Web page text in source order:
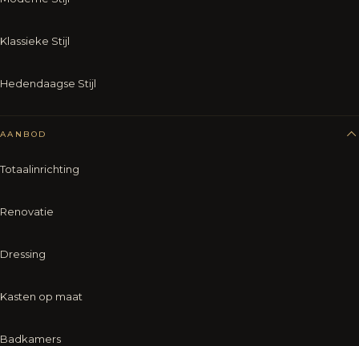
Klassieke Stijl
Hedendaagse Stijl
AANBOD
Totaalinrichting
Renovatie
Dressing
Kasten op maat
Badkamers